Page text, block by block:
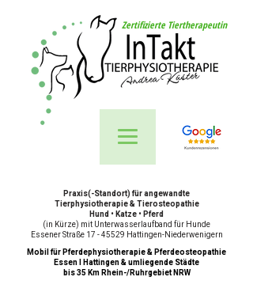
Zertifizierte Tiertherapeutin
Praxis(-Standort) für angewandte
Tierphysiotherapie & Tierosteopathie
Hund • Katze • Pferd
(in Kürze) mit Unterwasserlaufband für Hunde
Essener Straße 17 - 45529 Hattingen-Niederwenigern
Mobil für Pferdephysiotherapie & Pferdeosteopathie
Essen I Hattingen & umliegende Städte
bis 35 Km Rhein-/Ruhrgebiet NRW